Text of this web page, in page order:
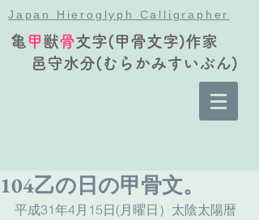
Japan Hieroglyph Calligrapher
亀甲獣骨文字(甲骨文字)作家
邑守水分(むらかみすいぶん)
104乙の日の甲骨文。
平成31年4月15日(月曜日）太陰太陽暦